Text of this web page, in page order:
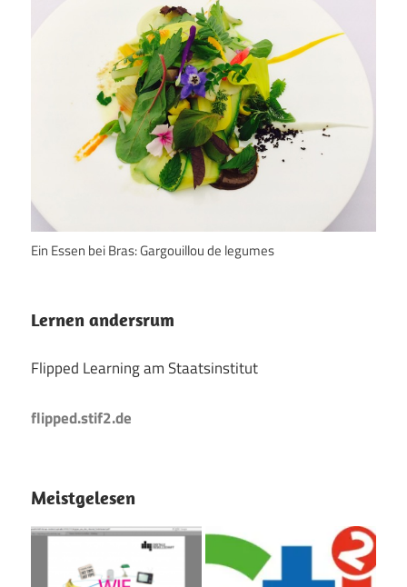
Ein Essen bei Bras: Gargouillou de legumes
Lernen andersrum
Flipped Learning am Staatsinstitut
flipped.stif2.de
Meistgelesen